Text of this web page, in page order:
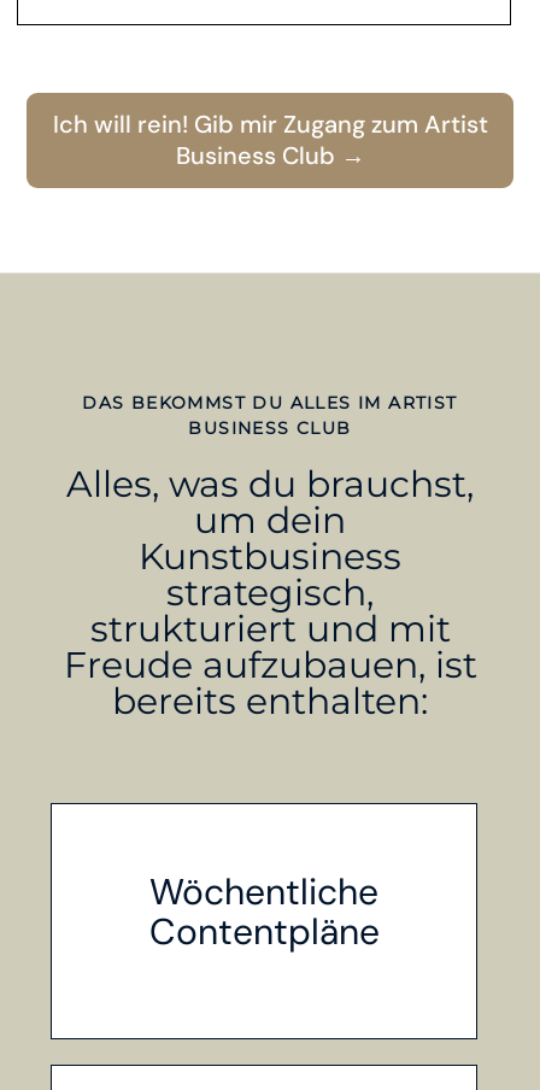
Ich will rein! Gib mir Zugang zum Artist
Business Club →
DAS BEKOMMST DU ALLES IM ARTIST
BUSINESS CLUB
Alles, was du brauchst,
um dein
Kunstbusiness
strategisch,
strukturiert und mit
Freude aufzubauen, ist
bereits enthalten:
Wöchentliche
Contentpläne